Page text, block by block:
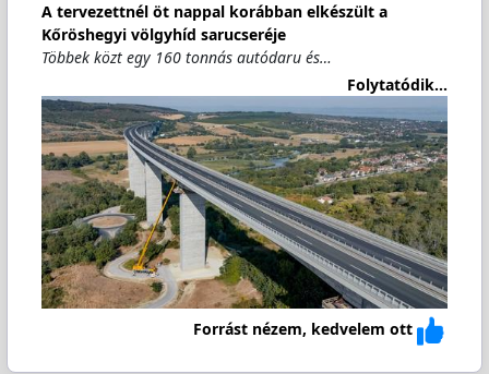
A tervezettnél öt nappal korábban elkészült a
Kőröshegyi völgyhíd sarucseréje
Többek közt egy 160 tonnás autódaru és…
Folytatódik...
Forrást nézem, kedvelem ott